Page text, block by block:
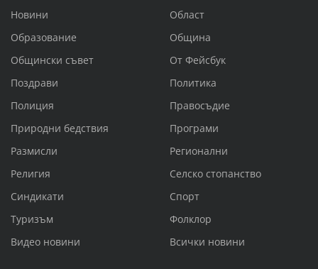
Новини
Област
Образование
Община
Общински съвет
От Фейсбук
Поздрави
Политика
Полиция
Правосъдие
Природни бедствия
Програми
Размисли
Регионални
Религия
Селско стопанство
Синдикати
Спорт
Туризъм
Фолклор
Видео новини
Всички новини